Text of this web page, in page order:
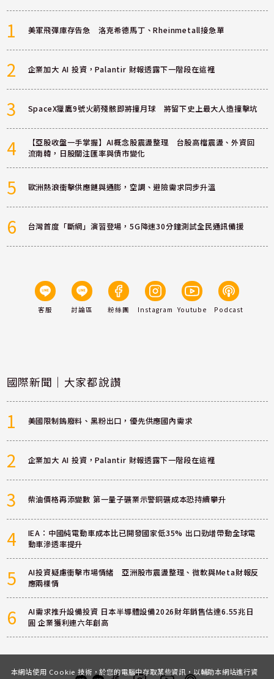
1 美軍飛彈庫存告急 洛克希德馬丁、Rheinmetall接急單
2 企業加大 AI 投資，Palantir 財報透露下一階段在這裡
3 SpaceX獵鷹9號火箭殘骸即將撞月球 將留下史上最大人造撞擊坑
4
【亞股收盤一手掌握】AI概念股震盪整理 台股高檔震盪、外資回
流南韓，日股關注匯率與債市變化
5 歐洲熱浪衝擊供應鏈與通膨，空調、避險需求同步升溫
6 台灣首度「斷網」演習登場，5G降速30分鐘測試全民通訊備援
客服 討論區 粉絲團 Instagram Youtube Podcast
國際新聞｜大家都說讚
1 美國限制鎢廢料、黑粉出口，優先供應國內需求
2 企業加大 AI 投資，Palantir 財報透露下一階段在這裡
3 柴油價格再添變數 第一量子礦業示警銅礦成本恐持續攀升
4
IEA：中國純電動車成本比已開發國家低35% 出口勁增帶動全球電
動車滲透率提升
5
AI投資疑慮衝擊市場情緒 亞洲股市震盪整理、微軟與Meta財報反
應兩樣情
6
AI需求推升設備投資 日本半導體設備2026財年銷售估達6.55兆日
圓 企業獲利連六年創高
本網站使用 Cookie 技術，於您的電腦中存取某些資訊，以輔助本網站進行資